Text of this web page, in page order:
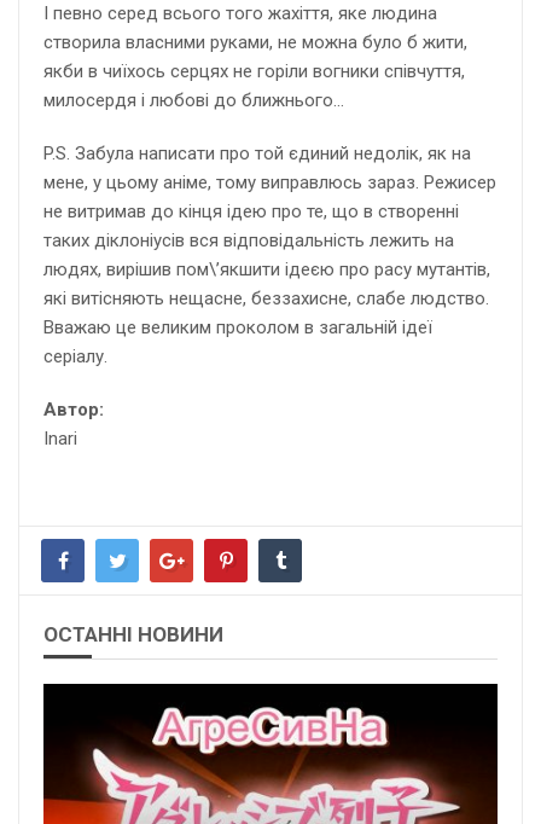
І певно серед всього того жахіття, яке людина
створила власними руками, не можна було б жити,
якби в чиїхось серцях не горіли вогники співчуття,
милосердя і любові до ближнього…
P.S. Забула написати про той єдиний недолік, як на
мене, у цьому аніме, тому виправлюсь зараз. Режисер
не витримав до кінця ідею про те, що в створенні
таких діклоніусів вся відповідальність лежить на
людях, вирішив пом\’якшити ідеєю про расу мутантів,
які витісняють нещасне, беззахисне, слабе людство.
Вважаю це великим проколом в загальній ідеї
серіалу.
Автор:
Inari
ОСТАННІ НОВИНИ